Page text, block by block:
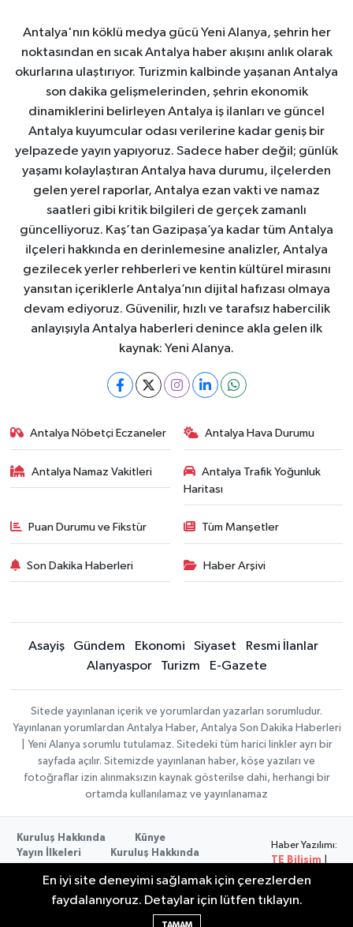
Antalya'nın köklü medya gücü Yeni Alanya, şehrin her
noktasından en sıcak Antalya haber akışını anlık olarak
okurlarına ulaştırıyor. Turizmin kalbinde yaşanan Antalya
son dakika gelişmelerinden, şehrin ekonomik
dinamiklerini belirleyen Antalya iş ilanları ve güncel
Antalya kuyumcular odası verilerine kadar geniş bir
yelpazede yayın yapıyoruz. Sadece haber değil; günlük
yaşamı kolaylaştıran Antalya hava durumu, ilçelerden
gelen yerel raporlar, Antalya ezan vakti ve namaz
saatleri gibi kritik bilgileri de gerçek zamanlı
güncelliyoruz. Kaş’tan Gazipaşa’ya kadar tüm Antalya
ilçeleri hakkında en derinlemesine analizler, Antalya
gezilecek yerler rehberleri ve kentin kültürel mirasını
yansıtan içeriklerle Antalya’nın dijital hafızası olmaya
devam ediyoruz. Güvenilir, hızlı ve tarafsız habercilik
anlayışıyla Antalya haberleri denince akla gelen ilk
kaynak: Yeni Alanya.
Antalya Nöbetçi Eczaneler Antalya Hava Durumu
Antalya Namaz Vakitleri
Antalya Trafik Yoğunluk
Haritası
Puan Durumu ve Fikstür Tüm Manşetler
Son Dakika Haberleri Haber Arşivi
Asayiş Gündem Ekonomi Siyaset
Resmi İlanlar
Alanyaspor
Turizm E-Gazete
Sitede yayınlanan içerik ve yorumlardan yazarları sorumludur.
Yayınlanan yorumlardan Antalya Haber, Antalya Son Dakika Haberleri
| Yeni Alanya sorumlu tutulamaz. Sitedeki tüm harici linkler ayrı bir
sayfada açılır. Sitemizde yayınlanan haber, köşe yazıları ve
fotoğraflar izin alınmaksızın kaynak gösterilse dahi, herhangi bir
ortamda kullanılamaz ve yayınlanamaz
Kuruluş Hakkında
Künye
Yayın İlkeleri
Kuruluş Hakkında
Kullanım Şartları
Haber Yazılımı:
TE Bilişim
Copyright ©
En iyi site deneyimi sağlamak için çerezlerden
faydalanıyoruz. Detaylar için lütfen tıklayın.
TAMAM